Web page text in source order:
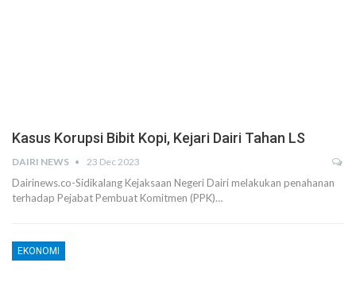
Kasus Korupsi Bibit Kopi, Kejari Dairi Tahan LS
DAIRI NEWS 23 Dec 2023
Dairinews.co-Sidikalang Kejaksaan Negeri Dairi melakukan penahanan
terhadap Pejabat Pembuat Komitmen (PPK)…
EKONOMI